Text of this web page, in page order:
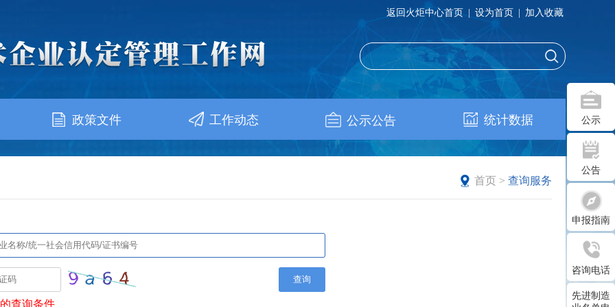
返回火炬中心首页 设为首页 加入收藏
政策文件 工作动态 公示公告 统计数据 公示
公告
申报指南
咨询电话
先进制造
首页 > 查询服务
查询
查询条件